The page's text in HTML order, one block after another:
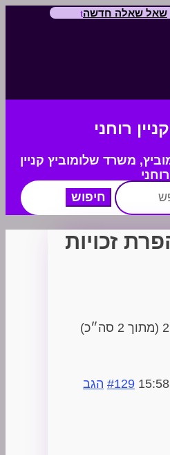
שאל שאלה חדשה
רוחני
משרד שלומוביץ קניין
רוחני
זכויות
#129 הגב